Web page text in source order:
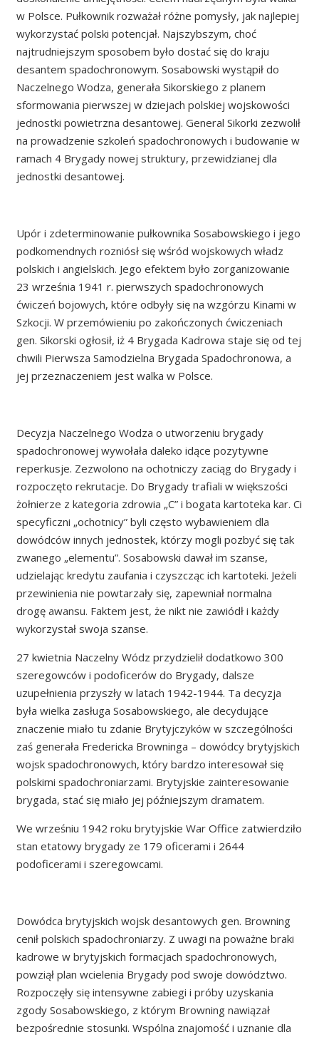
w Polsce. Pułkownik rozważał różne pomysły, jak najlepiej
wykorzystać polski potencjał. Najszybszym, choć
najtrudniejszym sposobem było dostać się do kraju
desantem spadochronowym. Sosabowski wystąpił do
Naczelnego Wodza, generała Sikorskiego z planem
sformowania pierwszej w dziejach polskiej wojskowości
jednostki powietrzna desantowej. General Sikorki zezwolił
na prowadzenie szkoleń spadochronowych i budowanie w
ramach 4 Brygady nowej struktury, przewidzianej dla
jednostki desantowej.
Upór i zdeterminowanie pułkownika Sosabowskiego i jego
podkomendnych rozniósł się wśród wojskowych władz
polskich i angielskich. Jego efektem było zorganizowanie
23 września 1941 r. pierwszych spadochronowych
ćwiczeń bojowych, które odbyły się na wzgórzu Kinami w
Szkocji. W przemówieniu po zakończonych ćwiczeniach
gen. Sikorski ogłosił, iż 4 Brygada Kadrowa staje się od tej
chwili Pierwsza Samodzielna Brygada Spadochronowa, a
jej przeznaczeniem jest walka w Polsce.
Decyzja Naczelnego Wodza o utworzeniu brygady
spadochronowej wywołała daleko idące pozytywne
reperkusje. Zezwolono na ochotniczy zaciąg do Brygady i
rozpoczęto rekrutacje. Do Brygady trafiali w większości
żołnierze z kategoria zdrowia „C” i bogata kartoteka kar. Ci
specyficzni „ochotnicy” byli często wybawieniem dla
dowódców innych jednostek, którzy mogli pozbyć się tak
zwanego „elementu”. Sosabowski dawał im szanse,
udzielając kredytu zaufania i czyszcząc ich kartoteki. Jeżeli
przewinienia nie powtarzały się, zapewniał normalna
drogę awansu. Faktem jest, że nikt nie zawiódł i każdy
wykorzystał swoja szanse.
27 kwietnia Naczelny Wódz przydzielił dodatkowo 300
szeregowców i podoficerów do Brygady, dalsze
uzupełnienia przyszły w latach 1942-1944. Ta decyzja
była wielka zasługa Sosabowskiego, ale decydujące
znaczenie miało tu zdanie Brytyjczyków w szczególności
zaś generała Fredericka Browninga – dowódcy brytyjskich
wojsk spadochronowych, który bardzo interesował się
polskimi spadochroniarzami. Brytyjskie zainteresowanie
brygada, stać się miało jej późniejszym dramatem.
We wrześniu 1942 roku brytyjskie War Office zatwierdziło
stan etatowy brygady ze 179 oficerami i 2644
podoficerami i szeregowcami.
Dowódca brytyjskich wojsk desantowych gen. Browning
cenił polskich spadochroniarzy. Z uwagi na poważne braki
kadrowe w brytyjskich formacjach spadochronowych,
powziął plan wcielenia Brygady pod swoje dowództwo.
Rozpoczęły się intensywne zabiegi i próby uzyskania
zgody Sosabowskiego, z którym Browning nawiązał
bezpośrednie stosunki. Wspólna znajomość i uznanie dla